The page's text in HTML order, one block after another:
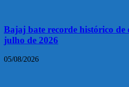
Bajaj bate recorde histórico de
julho de 2026
05/08/2026